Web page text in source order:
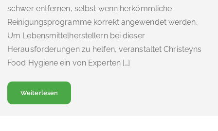
schwer entfernen, selbst wenn herkömmliche
Reinigungsprogramme korrekt angewendet werden.
Um Lebensmittelherstellern bei dieser
Herausforderungen zu helfen, veranstaltet Christeyns
Food Hygiene ein von Experten […]
Weiterlesen